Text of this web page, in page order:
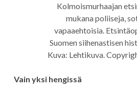
Kolmoismurhaajan
mukana poliiseja,
vapaaehtoisia.
Suomen siihenastisen
Kuva: Lehtikuva.
Vain yksi hengissä